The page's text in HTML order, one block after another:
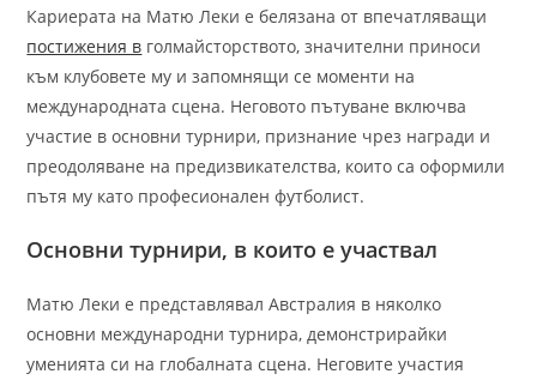
Кариерата на Матю Леки е белязана от впечатляващи
постижения в голмайсторството, значителни приноси
към клубовете му и запомнящи се моменти на
международната сцена. Неговото пътуване включва
участие в основни турнири, признание чрез награди и
преодоляване на предизвикателства, които са оформили
пътя му като професионален футболист.
Основни турнири, в които е участвал
Матю Леки е представлявал Австралия в няколко
основни международни турнира, демонстрирайки
уменията си на глобалната сцена. Неговите участия